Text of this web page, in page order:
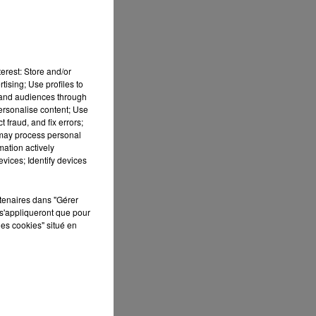
Store and/or
Use profiles to
audiences through
content; Use
fraud, and fix errors;
process personal
actively
Identify devices
dans "Gérer
que pour
cookies" situé en